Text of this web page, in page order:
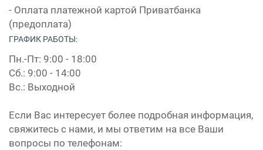
- Оплата платежной картой Приватбанка
(предоплата)
ГРАФИК РАБОТЫ:
Пн.-Пт: 9:00 - 18:00
Сб.: 9:00 - 14:00
Вс.: Выходной
Если Вас интересует более подробная информация,
свяжитесь с нами, и мы ответим на все Ваши
вопросы по телефонам: